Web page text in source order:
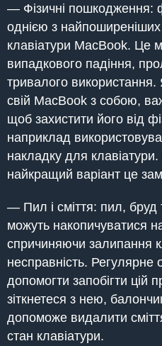
— Фізичні пошкодження:
однією з
клавіатури MacBook. Це
випадкового падіння,
тривалого
свій MacBook з собою,
щоб захистити його від
наприклад
накладку для
найкращий варіант це
— Пил і сміття: пил, бруд
можуть накопичуватися
спричиняючи залипання
несправність.
допомогти запобігти цій
зіткнетеся з нею,
допоможе видалити
стан клавіатури.